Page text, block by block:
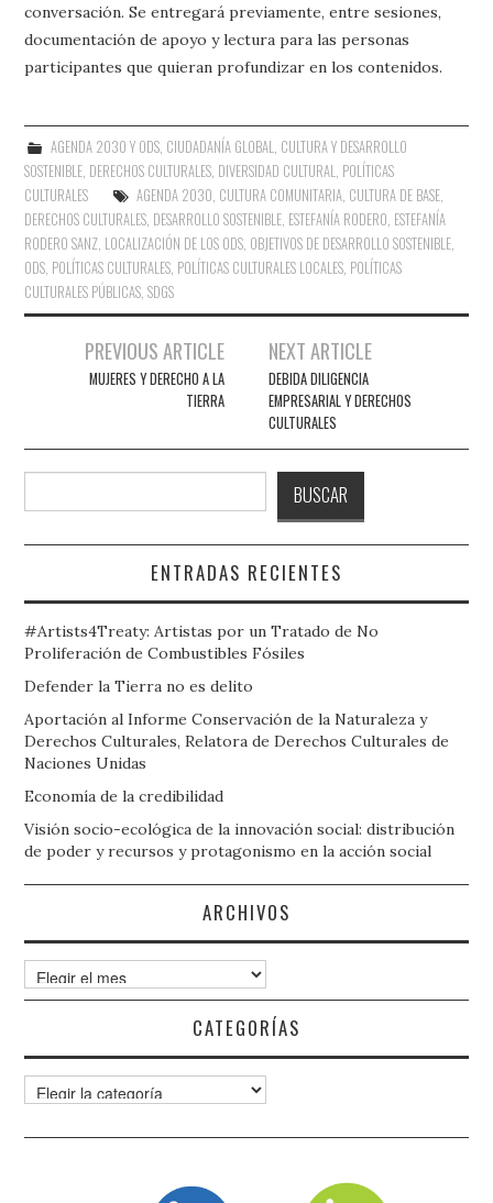
conversación. Se entregará previamente, entre sesiones,
documentación de apoyo y lectura para las personas
participantes que quieran profundizar en los contenidos.
AGENDA 2030 Y ODS, CIUDADANÍA GLOBAL CULTURA Y DESARROLLO
SOSTENIBLE DERECHOS CULTURALES DIVERSIDAD CULTURAL POLÍTICAS
CULTURALES
AGENDA 2030 CULTURA COMUNITARIA, CULTURA DE BASE,
DERECHOS CULTURALES DESARROLLO SOSTENIBLE ESTEFANÍA RODERO ESTEFANÍA
RODERO SANZ LOCALIZACIÓN DE LOS ODS OBJETIVOS DE DESARROLLO SOSTENIBLE
ODS POLÍTICAS CULTURALES POLÍTICAS CULTURALES LOCALES POLÍTICAS
CULTURALES PÚBLICAS ,SDGS
Navegación
PREVIOUS ARTICLE
MUJERES Y DERECHO A LA
TIERRA
NEXT ARTICLE
DEBIDA DILIGENCIA
EMPRESARIAL Y DERECHOS
CULTURALES
BUSCAR
ENTRADAS RECIENTES
#Artists4Treaty: Artistas por un Tratado de No
Proliferación de Combustibles Fósiles
Defender la Tierra no es delito
Aportación al Informe Conservación de la Naturaleza y
Derechos Culturales, Relatora de Derechos Culturales de
Naciones Unidas
Economía de la credibilidad
Visión socio-ecológica de la innovación social: distribución
de poder y recursos y protagonismo en la acción social
ARCHIVOS
Archivos
CATEGORÍAS
Categorías